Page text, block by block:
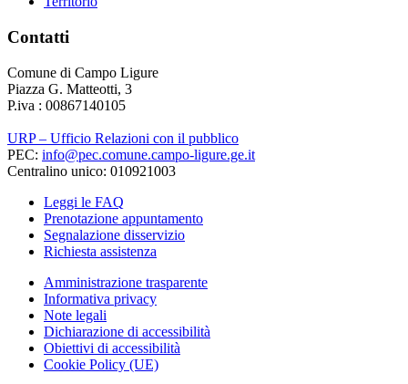
Contatti
Comune di Campo Ligure
Piazza G. Matteotti, 3
P.iva : 00867140105
URP – Ufficio Relazioni con il pubblico
PEC: info@pec.comune.campo-ligure.ge.it
Centralino unico: 010921003
Leggi le FAQ
Prenotazione appuntamento
Segnalazione disservizio
Richiesta assistenza
Amministrazione trasparente
Informativa privacy
Note legali
Dichiarazione di accessibilità
Obiettivi di accessibilità
Cookie Policy (UE)